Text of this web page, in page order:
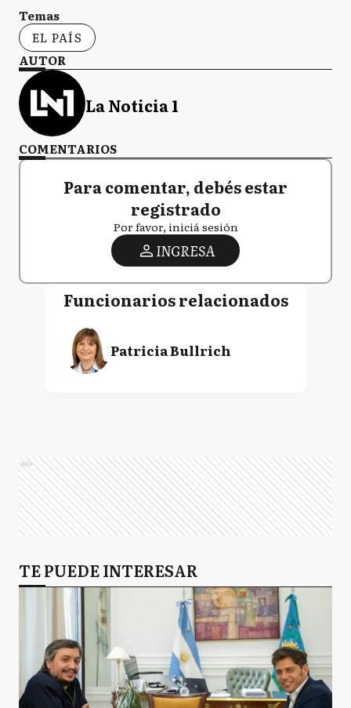
Temas
EL PAÍS
AUTOR
La Noticia 1
COMENTARIOS
Para comentar, debés estar
registrado
Por favor, iniciá sesión
INGRESA
Funcionarios relacionados
Patricia Bullrich
Ads
TE PUEDE INTERESAR